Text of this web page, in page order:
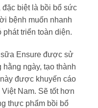
đặc biệt là bồi bổ sức
bệnh muốn nhanh
triển toàn diện.
sữa Ensure được sử
ngày, tạo thành
được khuyến cáo
Nam. Sẽ tốt hơn
thực phẩm bồi bổ